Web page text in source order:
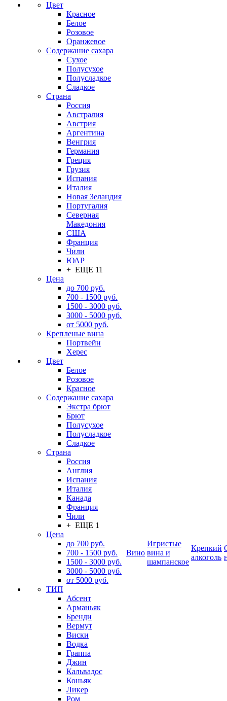
Цвет
Красное
Белое
Розовое
Оранжевое
Содержание сахара
Сухое
Полусухое
Полусладкое
Сладкое
Страна
Россия
Австралия
Австрия
Аргентина
Венгрия
Германия
Греция
Грузия
Испания
Италия
Новая Зеландия
Португалия
Северная
Македония
США
Франция
Чили
ЮАР
+ ЕЩЕ 11
Цена
до 700 руб.
700 - 1500 руб.
1500 - 3000 руб.
3000 - 5000 руб.
от 5000 руб.
Крепленые вина
Портвейн
Херес
Цвет
Белое
Розовое
Красное
Содержание сахара
Экстра брют
Брют
Полусухое
Полусладкое
Сладкое
Страна
Россия
Англия
Испания
Италия
Канада
Франция
Чили
+ ЕЩЕ 1
Цена
до 700 руб.
700 - 1500 руб.
1500 - 3000 руб.
3000 - 5000 руб.
от 5000 руб.
ТИП
Абсент
Арманьяк
Бренди
Вермут
Виски
Водка
Граппа
Джин
Кальвадос
Коньяк
Ликер
Ром
Вино
Игристые
вина и
шампанское
Крепкий
алкоголь